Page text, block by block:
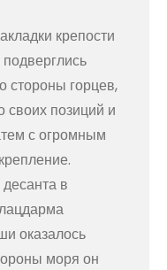
крепости
стороны горцев,
своих позиций и
с огромным
в
оказалось
моря он